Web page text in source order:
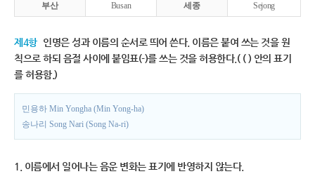
부산 Busan 세종 Sejong
제4항 인명은 성과 이름의 순서로 띄어 쓴다. 이름은 붙여 쓰는 것을 원
칙으로 하되 음절 사이에 붙임표(-)를 쓰는 것을 허용한다.( ( ) 안의 표기
를 허용함.)
민용하 Min Yongha (Min Yong-ha)
송나리 Song Nari (Song Na-ri)
1. 이름에서 일어나는 음운 변화는 표기에 반영하지 않는다.